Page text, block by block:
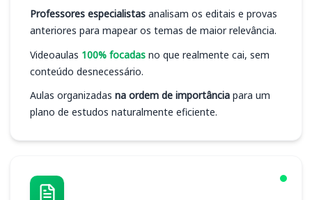
Professores especialistas analisam os editais e provas
anteriores para mapear os temas de maior relevância.
Videoaulas 100% focadas no que realmente cai, sem
conteúdo desnecessário.
Aulas organizadas na ordem de importância para um
plano de estudos naturalmente eficiente.